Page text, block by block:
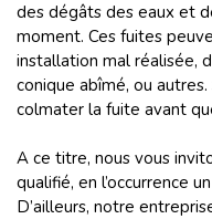
des dégâts des eaux et
moment. Ces fuites
installation mal réalisée,
conique abîmé, ou
colmater la fuite avant
A ce titre, nous vous
qualifié, en l’occurrence
D’ailleurs, notre